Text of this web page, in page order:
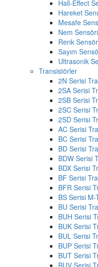
Hall-Effect
Hareket
Mesafe
Nem
Renk
Sayım
Ultrasonik
Transistörler
2N Serisi
2SA Serisi
2SB Serisi
2SC Serisi
2SD Serisi
AC Serisi
BC Serisi
BD Serisi
BDW Serisi
BDX Serisi
BF Serisi
BFR Serisi
BS Serisi
BU Serisi
BUH Serisi
BUK Serisi
BUL Serisi
BUP Serisi
BUT Serisi